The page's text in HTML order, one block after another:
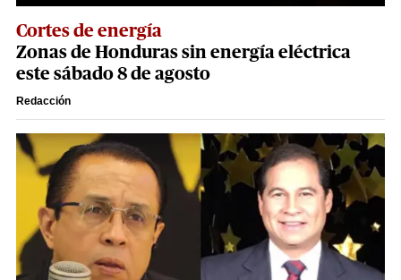
Cortes de energía
Zonas de Honduras sin energía eléctrica
este sábado 8 de agosto
Redacción